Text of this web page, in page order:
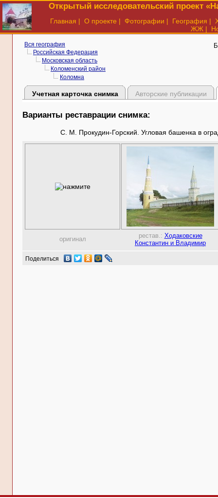
Открытый исследовательский проект
Главная | О проекте | Фотографии | География |
ЖЖ |
Вся география
Российская Федерация
Московская область
Коломенский район
Коломна
Учетная карточка снимка Авторские публикации
Варианты реставрации снимка:
С. М. Прокудин-Горский. Угловая башенка в
оригинал рестав.: Ходаковские
Константин и Владимир
Поделиться